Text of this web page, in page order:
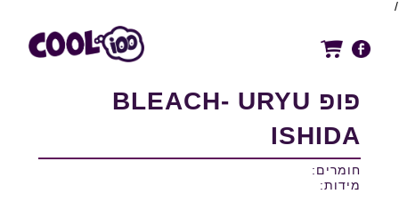
/
פופ BLEACH- URYU
ISHIDA
חומרים:
מידות: